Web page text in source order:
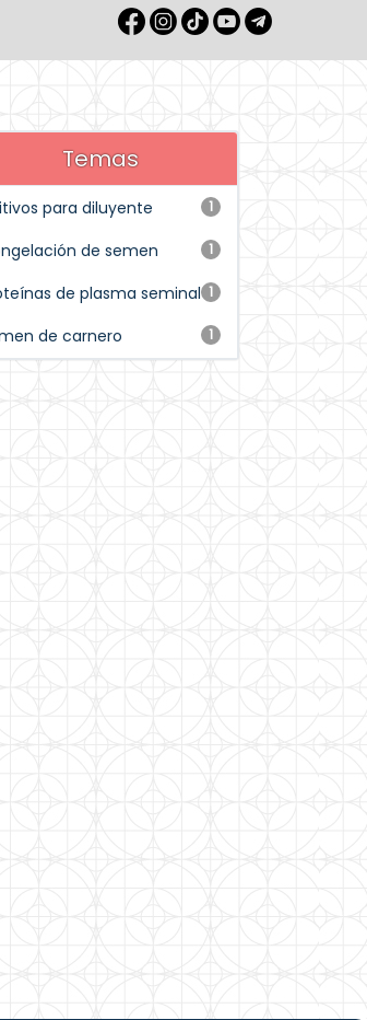
Temas
1
para diluyente
1
de semen
1
de plasma seminal
1
de carnero